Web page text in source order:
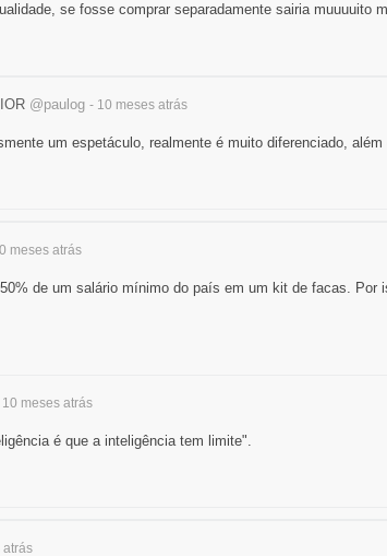
se fosse comprar separadamente sairia muuuuito
@paulog - 10 meses atrás
um espetáculo, realmente é muito diferenciado,
meses atrás
de um salário mínimo do país em um kit de facas. Por
10 meses atrás
é que a inteligência tem limite".
atrás